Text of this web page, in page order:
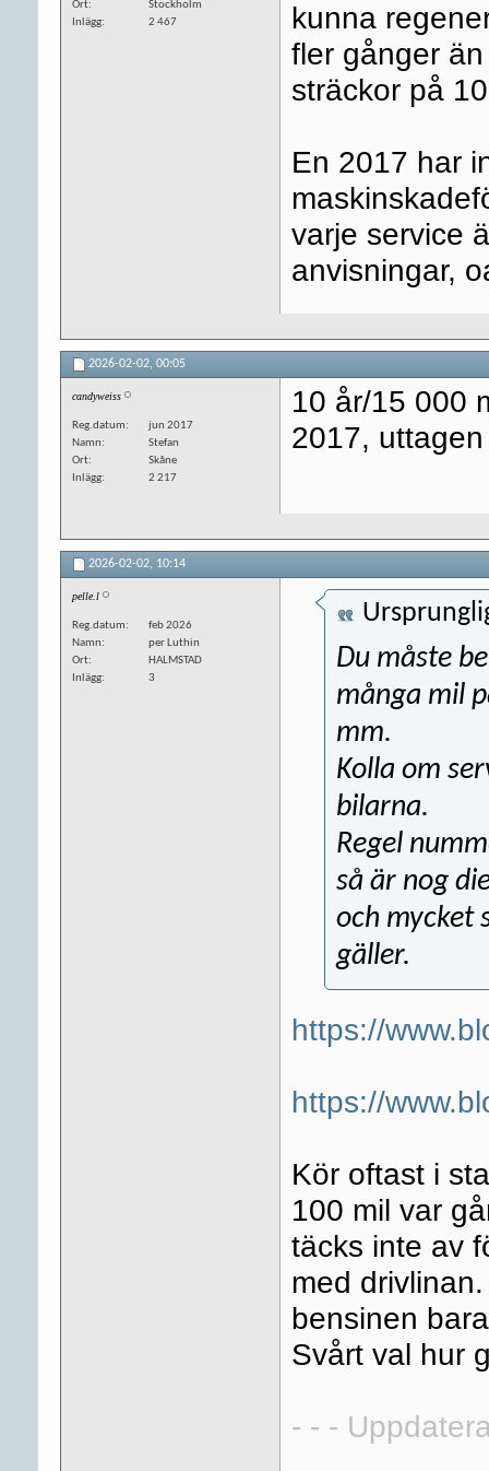
Ort
Stockholm
Inlägg
2 467
kunna
fler gånger
sträckor på
En 2017 har
varje service
anvisningar,
2026-02-02, 00:05
candyweiss
Reg.datum
jun 2017
Namn
Stefan
Ort
Skåne
Inlägg
2 217
10 år/15 000
2017,
2026-02-02, 10:14
pelle.l
Reg.datum
feb 2026
Namn
per Luthin
Ort
HALMSTAD
Inlägg
3
Du måste
många mil
mm.
Kolla om
bilarna.
Regel
så är nog
och mycket
gäller.
https://
https://
Kör oftast i
100 mil var
täcks inte av
med
bensinen
Svårt val hur
- - -